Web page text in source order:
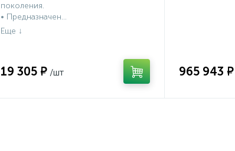
поколения.
• Предназначен...
19 305 ₽ 965 943 ₽